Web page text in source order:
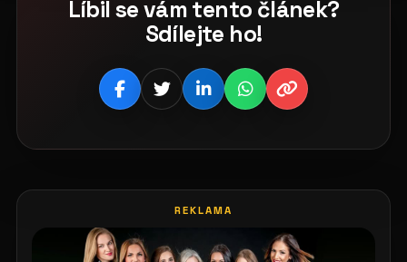
Líbil se vám tento článek?
Sdílejte ho!
REKLAMA